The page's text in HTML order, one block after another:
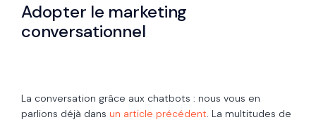
Adopter le marketing
conversationnel
La conversation grâce aux chatbots : nous vous en
parlions déjà dans un article précédent. La multitudes de